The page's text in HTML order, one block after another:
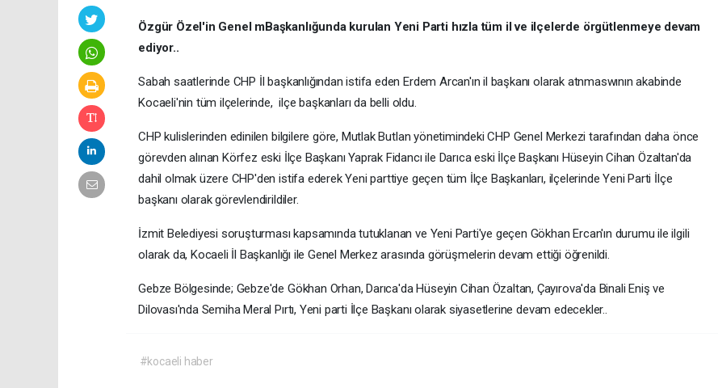
Özgür Özel'in Genel mBaşkanlığunda kurulan Yeni Parti hızla tüm il ve ilçelerde örgütlenmeye devam
ediyor..
Sabah saatlerinde CHP İl başkanlığından istifa eden Erdem Arcan'ın il başkanı olarak atnmaswının akabinde
Kocaeli'nin tüm ilçelerinde, ilçe başkanları da belli oldu.
CHP kulislerinden edinilen bilgilere göre, Mutlak Butlan yönetimindeki CHP Genel Merkezi tarafından daha önce
görevden alınan Körfez eski İlçe Başkanı Yaprak Fidancı ile Darıca eski İlçe Başkanı Hüseyin Cihan Özaltan'da
dahil olmak üzere CHP'den istifa ederek Yeni parttiye geçen tüm İlçe Başkanları, ilçelerinde Yeni Parti İlçe
başkanı olarak görevlendirildiler.
İzmit Belediyesi soruşturması kapsamında tutuklanan ve Yeni Parti'ye geçen Gökhan Ercan'ın durumu ile ilgili
olarak da, Kocaeli İl Başkanlığı ile Genel Merkez arasında görüşmelerin devam ettiği öğrenildi.
Gebze Bölgesinde; Gebze'de Gökhan Orhan, Darıca'da Hüseyin Cihan Özaltan, Çayırova'da Binali Eniş ve
Dilovası'nda Semiha Meral Pırtı, Yeni parti İlçe Başkanı olarak siyasetlerine devam edecekler..
#kocaeli haber